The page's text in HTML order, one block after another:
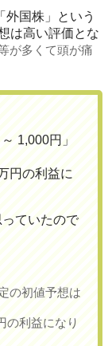
外国株」という
は高い評価とな
が多くて頭が痛
1,000円」
円の利益に
ていたので
の初値予想は
の利益になり